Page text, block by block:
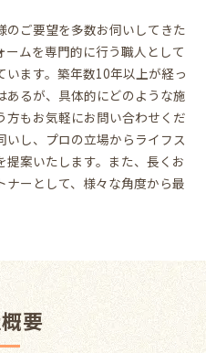
ご要望を多数お伺いしてきた
ムを専門的に行う職人として
ます。築年数10年以上が経っ
あるが、具体的にどのような施
方もお気軽にお問い合わせくだ
し、プロの立場からライフス
案いたします。また、長くお
ーとして、様々な角度から最
要